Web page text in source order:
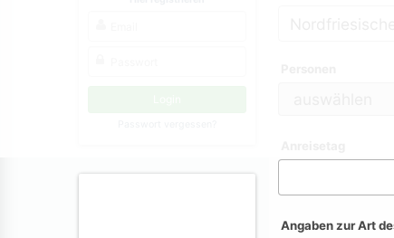
Angaben zur Art